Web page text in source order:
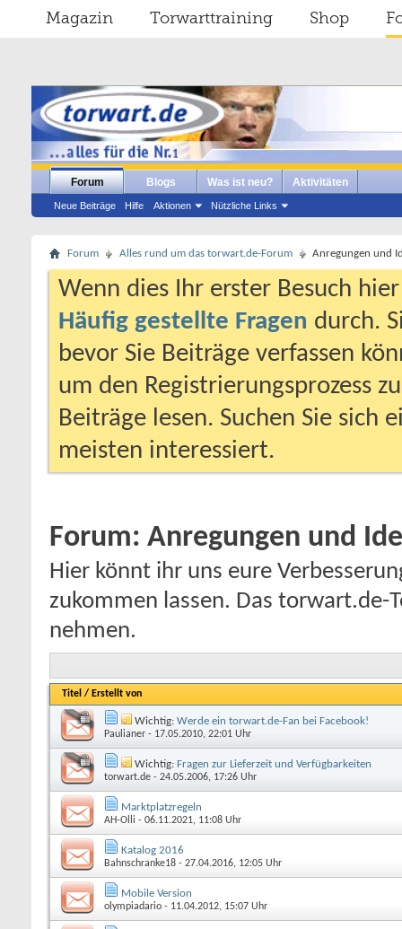
Magazin Torwarttraining Shop
Forum
Neue Beiträge Hilfe Aktionen Nützliche Links
Blogs Was ist neu? Aktivitäten
Forum Alles rund um das torwart.de-Forum Anregungen und
Wenn dies Ihr erster Besuch
Häufig gestellte Fragen durch.
bevor Sie Beiträge verfassen
um den Registrierungsprozess
Beiträge lesen. Suchen Sie sich
meisten interessiert.
Forum: Anregungen und
Hier könnt ihr uns eure
zukommen lassen. Das torwart.de-
nehmen.
Titel / Erstellt von
Wichtig: Werde ein torwart.de-Fan bei Facebook!
Paulianer - 17.05.2010, 22:01 Uhr
Wichtig: Fragen zur Lieferzeit und Verfügbarkeiten
torwart.de - 24.05.2006, 17:26 Uhr
Marktplatzregeln
AH-Olli - 06.11.2021, 11:08 Uhr
Katalog 2016
Bahnschranke18 - 27.04.2016, 12:05 Uhr
Mobile Version
olympiadario - 11.04.2012, 15:07 Uhr